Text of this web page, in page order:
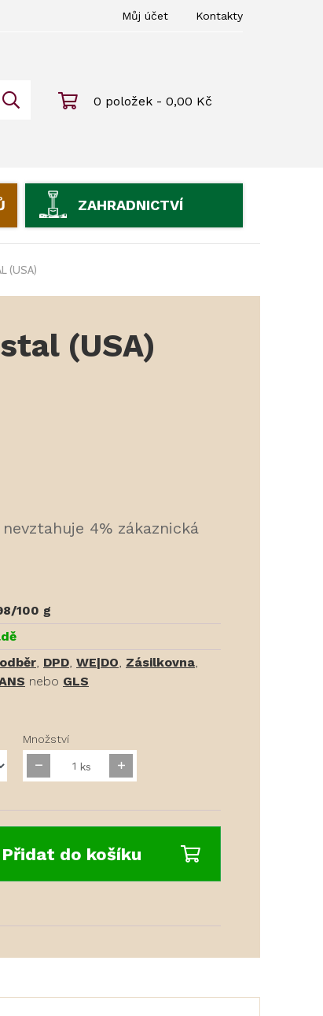
Můj účet Kontakty
0 položek - 0,00 Kč
ZAHRADNICTVÍ
(USA)
(USA)
4% zákaznická
100 g
, DPD, WE|DO, Zásilkovna,
nebo GLS
Množství
ks
Přidat do košíku